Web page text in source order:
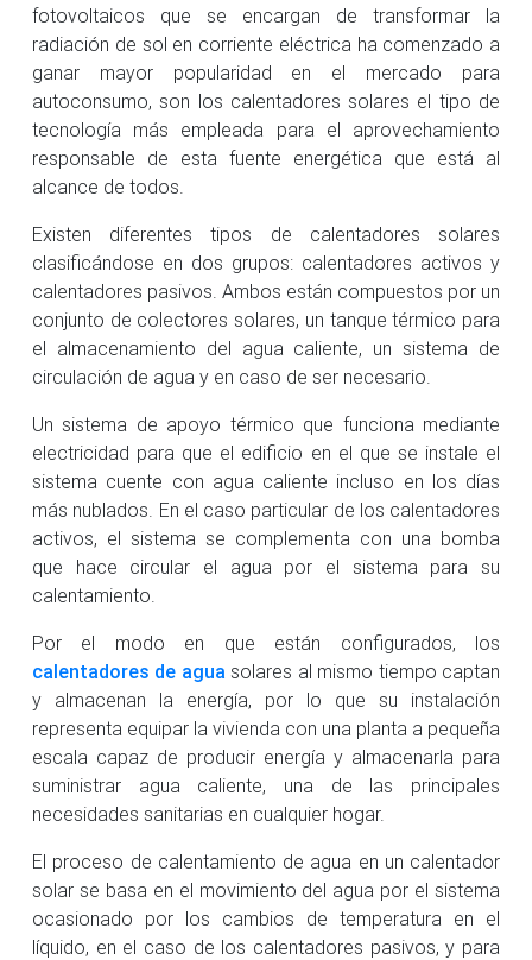
fotovoltaicos que se encargan de transformar la
radiación de sol en corriente eléctrica ha comenzado a
ganar mayor popularidad en el mercado para
autoconsumo, son los calentadores solares el tipo de
tecnología más empleada para el aprovechamiento
responsable de esta fuente energética que está al
alcance de todos.
Existen diferentes tipos de calentadores solares
clasificándose en dos grupos: calentadores activos y
calentadores pasivos. Ambos están compuestos por un
conjunto de colectores solares, un tanque térmico para
el almacenamiento del agua caliente, un sistema de
circulación de agua y en caso de ser necesario.
Un sistema de apoyo térmico que funciona mediante
electricidad para que el edificio en el que se instale el
sistema cuente con agua caliente incluso en los días
más nublados. En el caso particular de los calentadores
activos, el sistema se complementa con una bomba
que hace circular el agua por el sistema para su
calentamiento.
Por el modo en que están configurados, los
calentadores de agua solares al mismo tiempo captan
y almacenan la energía, por lo que su instalación
representa equipar la vivienda con una planta a pequeña
escala capaz de producir energía y almacenarla para
suministrar agua caliente, una de las principales
necesidades sanitarias en cualquier hogar.
El proceso de calentamiento de agua en un calentador
solar se basa en el movimiento del agua por el sistema
ocasionado por los cambios de temperatura en el
líquido, en el caso de los calentadores pasivos, y para